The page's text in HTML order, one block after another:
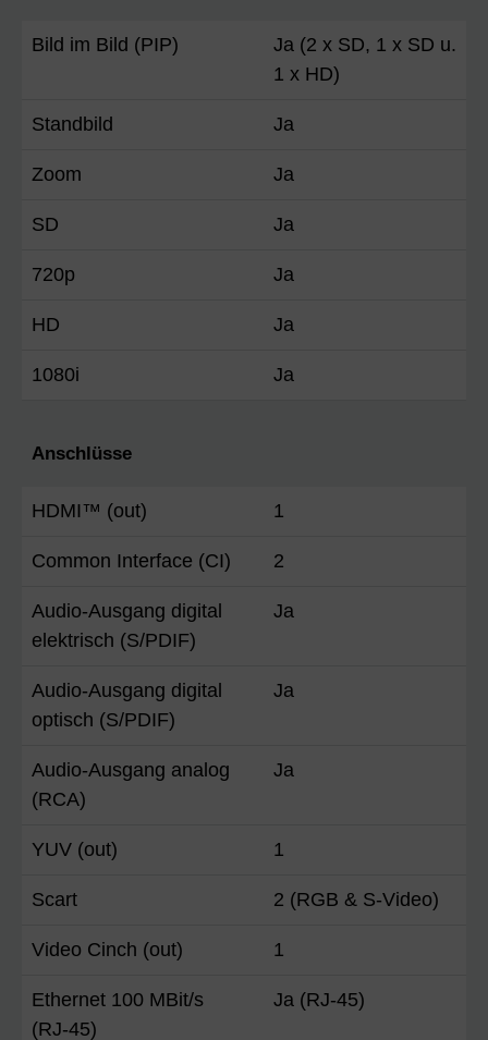
Bild im Bild (PIP)
Ja (2 x SD, 1 x SD u.
1 x HD)
Standbild Ja
Zoom Ja
SD Ja
720p Ja
HD Ja
1080i Ja
Anschlüsse
HDMI™ (out) 1
Common Interface (CI) 2
Audio-Ausgang digital
elektrisch (S/PDIF)
Ja
Audio-Ausgang digital
optisch (S/PDIF)
Ja
Audio-Ausgang analog
(RCA)
Ja
YUV (out) 1
Scart 2 (RGB & S-Video)
Video Cinch (out) 1
Ethernet 100 MBit/s
(RJ-45)
Ja (RJ-45)